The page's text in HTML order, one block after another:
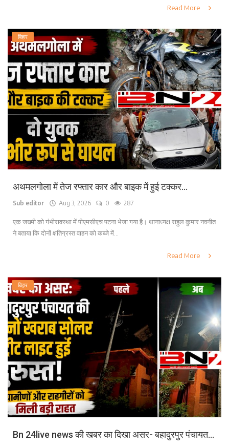
Read More
बिहार
अथमलगोला में तेज रफ्तार कार और बाइक में हुई टक्कर...
Sub editor Aug 3, 2026 0 287
एक जख्मी को गंभीरावस्था में पीएमसीएच पटना भेजा गया है। थानाध्यक्ष राहुल कुमार नवनीत
ने बताया कि दोनों क्षतिग्रस्त वाहन को कब्जे में...
Read More
बिहार
Bn 24live news की खबर का दिखा असर- बहादुरपुर पंचायत...